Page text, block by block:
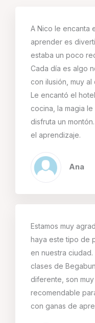
A Nico le encanta
aprender es
estaba un poco
Cada día es algo
con ilusión, muy
Le encantó el
cocina, la magia
disfruta un
el aprendizaje.
Ana
Estamos muy
haya este tipo de
en nuestra
clases de
diferente, son
recomendable
con ganas de